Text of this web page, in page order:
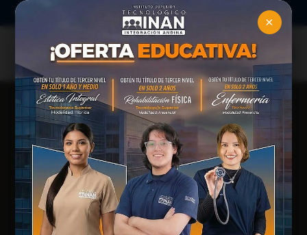
×
secretaria@tecnologicoinan.edu.ec | (07) 2846215